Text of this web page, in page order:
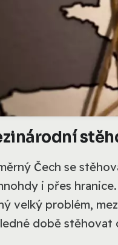
Čech se
i přes
velký problém,
době stěhovat